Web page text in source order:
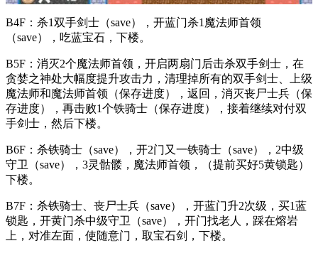
B4F：杀1双手剑士（save），开蓝门杀1魔法师首领
（save），吃蓝宝石，下楼。
B5F：消灭2个魔法师首领，开启两扇门后击杀双手剑士，在
贪婪之神处大幅度提升攻击力，清理掉所有的双手剑士、上级
魔法师和魔法师首领（保存进度），返回，消灭丧尸士兵（保
存进度），再击败1个铁骑士（保存进度），接着继续对付双
手剑士，然后下楼。
B6F：杀铁骑士（save），开2门又一铁骑士（save），2中级
守卫（save），3灵骷髅，魔法师首领，（提前买好5黄锁匙）
下楼。
B7F：杀铁骑士、丧尸士兵（save），开蓝门升2次级，买1蓝
锁匙，开黄门杀中级守卫（save），开门找老人，踩在熔岩
上，对准左面，使随意门，取宝石剑，下楼。